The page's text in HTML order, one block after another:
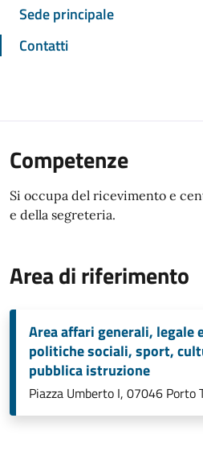
Sede principale
Contatti
Competenze
Si occupa del ricevimento e
e della segreteria.
Area di riferimento
Area affari generali, legale
politiche sociali, sport,
pubblica istruzione
Piazza Umberto I, 07046 Porto